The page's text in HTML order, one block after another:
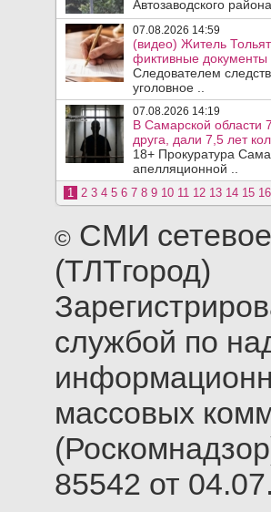
Автозаводского
07.08.2026 14:59
(видео) Житель
фиктивные документы
Следователем
уголовное ..
07.08.2026 14:19
В Самарской области
друга, дали 7,5 лет
18+ Прокуратура
апелляционной ..
1 2 3 4 5 6 7 8 9 10 11 12 13 14 15 16
© СМИ
(ТЛТгород)
службой по
массовых
85542 от